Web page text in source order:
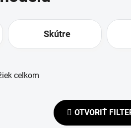
Skútre
celkom
OTVORIŤ